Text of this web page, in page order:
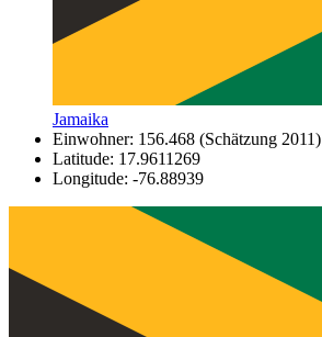
Jamaika
Einwohner: 156.468 (Schätzung 2011)
Latitude: 17.9611269
Longitude: -76.88939